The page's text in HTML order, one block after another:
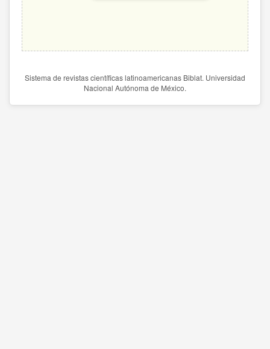
Sistema de revistas científicas latinoamericanas Biblat. Universidad
Nacional Autónoma de México.